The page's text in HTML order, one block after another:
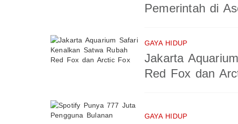
Pemerintah di
GAYA HIDUP
Jakarta
Red Fox dan
GAYA HIDUP